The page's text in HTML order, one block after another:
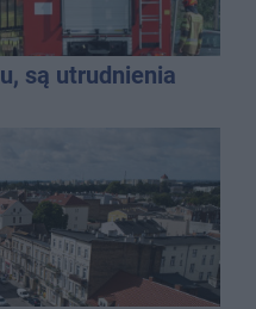
są utrudnienia